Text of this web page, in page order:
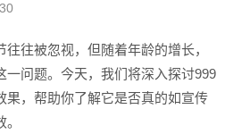
往被忽视，但随着年龄的增长，
一问题。今天，我们将深入探讨999
果，帮助你了解它是否真的如宣传